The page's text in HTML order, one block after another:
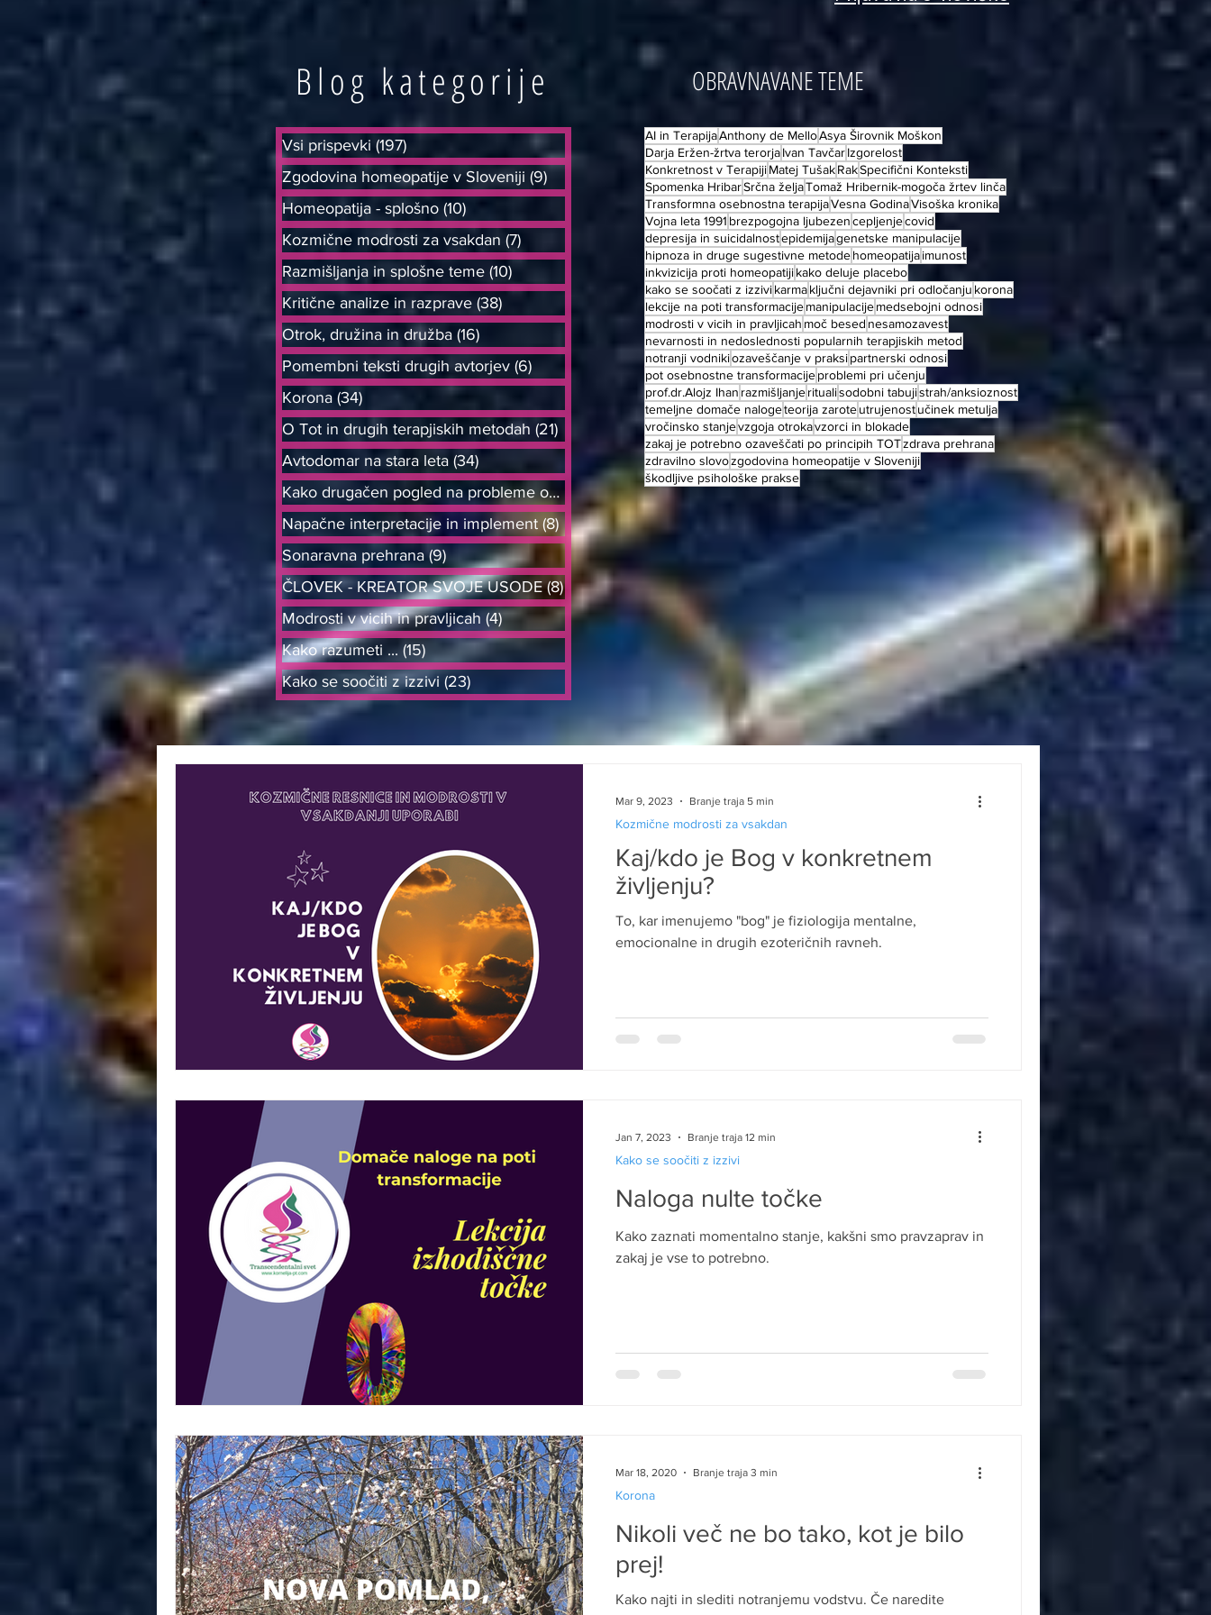
Blog kategorije
Vsi prispevki (197)
Zgodovina homeopatije v Sloveniji (9)
Homeopatija - splošno (10) 10 objav
Kozmične modrosti za vsakdan (7)
Razmišljanja in splošne teme (10)
Kritične analize in razprave (38)
Otrok, družina in družba (16)
Pomembni teksti drugih avtorjev (6)
Korona (34)
O Tot in drugih terapjiskih metodah (21)
Avtodomar na stara leta (34) 34 objav
Kako drugačen pogled na probleme od (18) 18 objav
Napačne interpretacije in implement (8)8 objav
Sonaravna prehrana (9) 9 objav
ČLOVEK - KREATOR SVOJE USODE (8)8 objav
Modrosti v vicih in pravljicah (4)4 objave
Kako razumeti ... (15) 15 objav
Kako se soočiti z izzivi (23)
OBRAVNAVANE TEME
AI in TerapijaAnthony de MelloAsya Širovnik Moškon
Darja Eržen-žrtva terorjaIvan TavčarIzgorelost
Konkretnost v TerapijiMatej TušakRakSpecifični Konteksti
Spomenka HribarSrčna željaTomaž Hribernik-mogoča žrtev linča
Transformna osebnostna terapijaVesna GodinaVisoška kronika
Vojna leta 1991 brezpogojna ljubezencepljenjecovid
depresija in suicidalnostepidemijagenetske manipulacije
hipnoza in druge sugestivne metodehomeopatijaimunost
inkvizicija proti homeopatijikako deluje placebo
kako se soočati z izzivikarmaključni dejavniki pri odločanju korona
lekcije na poti transformacijemanipulacijemedsebojni odnosi
modrosti v vicih in pravljicah moč besed nesamozavest
nevarnosti in nedoslednosti popularnih terapjiskih metod
notranji vodnikiozaveščanje v praksipartnerski odnosi
pot osebnostne transformacijeproblemi pri učenju
prof.dr.Alojz Ihan razmišljanjeritualisodobni tabujistrah/anksioznost
temeljne domače nalogeteorija zaroteutrujenostučinek metulja
vročinsko stanjevzgoja otrokavzorci in blokade
zakaj je potrebno ozaveščati po principih TOTzdrava prehrana
zdravilno slovozgodovina homeopatije v Sloveniji
škodljive psihološke prakse
Kaj/kdo je Bog v konkretnem
življenju?
To, kar imenujemo "bog" je fiziologija mentalne,
emocionalne in drugih ezoteričnih ravneh.
Kozmične modrosti za vsakdan
Mar 9, 2023 Branje traja 5 min
Naloga nulte točke
Kako zaznati momentalno stanje, kakšni smo pravzaprav in
zakaj je vse to potrebno.
Kako se soočiti z izzivi
Jan 7, 2023 Branje traja 12 min
Nikoli več ne bo tako, kot je bilo
prej!
Kako najti in slediti notranjemu vodstvu. Če naredite
Korona
Mar 18, 2020 Branje traja 3 min